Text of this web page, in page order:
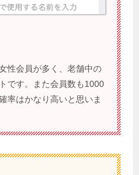
性会員が多く、老舗中の
です。また会員数も1000
率はかなり高いと思いま